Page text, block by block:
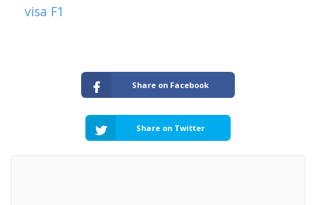
visa F1
Share on Facebook
Share on Twitter